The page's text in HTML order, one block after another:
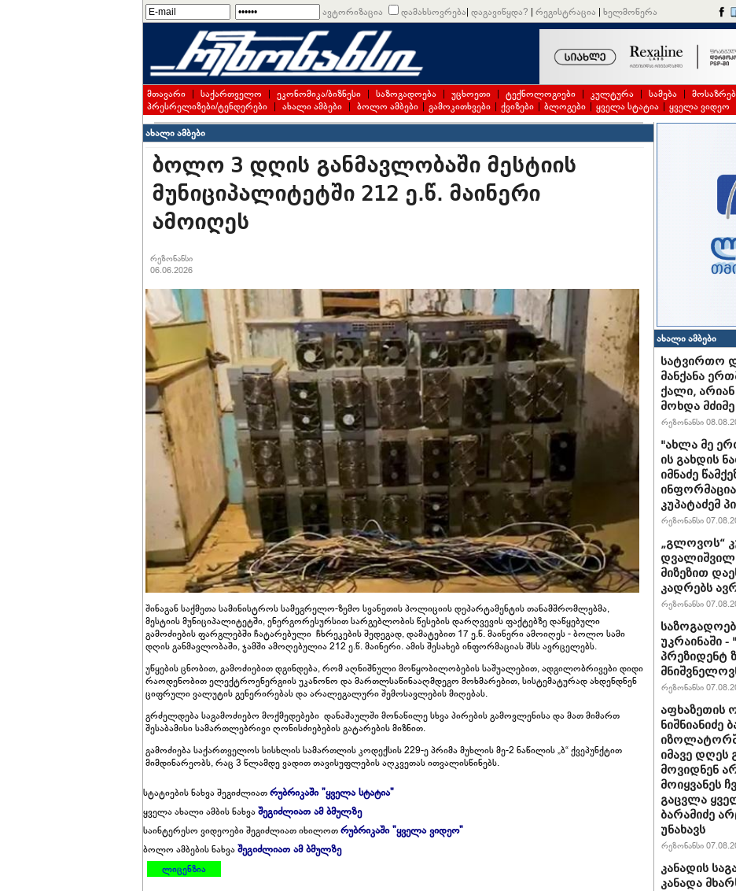
ავტორიზაცია დამახსოვრება| დაგავიწყდა? | რეგისტრაცია | ხელმოწერა
მთავარი | საქართველო | ეკონომიკა/ბიზნესი | საზოგადოება | უცხოეთი | ტექნოლოგიები | კულტურა | სამება |
პრესრელიზები/ტენდერები | ახალი ამბები | ბოლო ამბები | გამოკითხვები | ქვიზები | ბლოგები | ყველა სტატია | ყველა ვიდეო
ახალი ამბები
ბოლო 3 დღის განმავლობაში მესტიის
მუნიციპალიტეტში 212 ე.წ. მაინერი
ამოიღეს
რეზონანსი
06.06.2026
შინაგან საქმეთა სამინისტროს სამეგრელო-ზემო სვანეთის პოლიციის დეპარტამენტის თანამშრომლებმა,
მესტიის მუნიციპალიტეტში, ენერგორესურსით სარგებლობის წესების დარღვევის ფაქტებზე დაწყებული
გამოძიების ფარგლებში ჩატარებული ჩხრეკების შედეგად, დამატებით 17 ე.წ. მაინერი ამოიღეს - ბოლო სამი
დღის განმავლობაში, ჯამში ამოღებულია 212 ე.წ. მაინერი. ამის შესახებ ინფორმაციას შსს ავრცელებს.
უწყების ცნობით, გამოძიებით დგინდება, რომ აღნიშნული მოწყობილობების საშუალებით, ადგილობრივები დიდი
რაოდენობით ელექტროენერგიის უკანონო და მართლსაწინააღმდეგო მოხმარებით, სისტემატურად ახდენდნენ
ციფრული ვალუტის გენერირებას და არალეგალური შემოსავლების მიღებას.
გრძელდება საგამოძიებო მოქმედებები დანაშაულში მონაწილე სხვა პირების გამოვლენისა და მათ მიმართ
შესაბამისი სამართლებრივი ღონისძიებების გატარების მიზნით.
გამოძიება საქართველოს სისხლის სამართლის კოდექსის 229-ე პრიმა მუხლის მე-2 ნაწილის „ბ“ ქვეპუნქტით
მიმდინარეობს, რაც 3 წლამდე ვადით თავისუფლების აღკვეთას ითვალისწინებს.
სტატიების ნახვა შეგიძლიათრუბრიკაში "ყველა სტატია"
ყველა ახალი ამბის ნახვაშეგიძლიათ ამ ბმულზე
საინტერესო ვიდეოები შეგიძლიათ იხილოთრუბრიკაში "ყველა ვიდეო"
ბოლო ამბების ნახვაშეგიძლიათ ამ ბმულზე
ლიცენზია
ახალი ამბები
სატვირთო
მანქანა
ქალი,
მოხდა მძიმე
რეზონანსი
"ახლა მე
ის გახდის
იმნაძე
კუპატაძემ
რეზონანსი
„გლოვოს“
მიზეზით
კადრებს
რეზონანსი
უკრაინაში -
პრეზიდენტ
რეზონანსი
აფხაზეთის
ნიშნიანიძე
იმავე დღეს
მოვიდნენ
მოიყვანეს
გაცვლა
ბარამიძე
უნახავს
რეზონანსი
კანადის
კანადა